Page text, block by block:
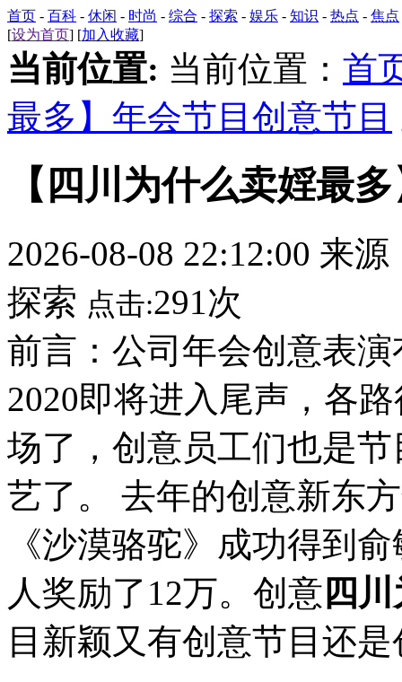
首页 - 百科 - 休闲 - 时尚 - 综合 - 探索 - 娱乐 - 知识 - 热点 - 焦点
[设为首页] [加入收藏]
当前位置: 当前位置： 首
最多】年会节目创意节目
【四川为什么卖婬最
2026-08-08 22:12:00 来源
探索 点击:291次
前言：公司年会创意表
2020即将进入尾声，各
场了，创意员工们也是
艺了。 去年的创意新东
《沙漠骆驼》成功得到
人奖励了12万。创意 四
目新颖又有创意节目还